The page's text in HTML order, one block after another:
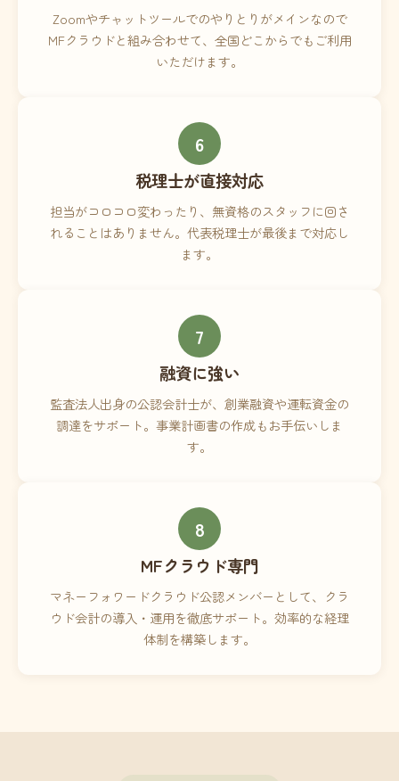
Zoomやチャットツールでのやりとりがメインなので
MFクラウドと組み合わせて、全国どこからでもご利用
いただけます。
6
税理士が直接対応
担当がコロコロ変わったり、無資格のスタッフに回さ
れることはありません。代表税理士が最後まで対応し
ます。
7
融資に強い
監査法人出身の公認会計士が、創業融資や運転資金の
調達をサポート。事業計画書の作成もお手伝いしま
す。
8
MFクラウド専門
マネーフォワードクラウド公認メンバーとして、クラ
ウド会計の導入・運用を徹底サポート。効率的な経理
体制を構築します。